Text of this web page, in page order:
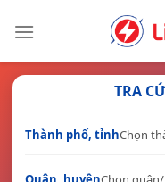
TRA
Thành phố, tỉnh